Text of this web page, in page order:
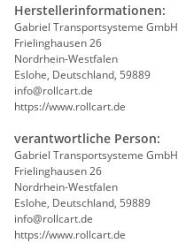
Herstellerinformationen:
Gabriel Transportsysteme GmbH
Frielinghausen 26
Nordrhein-Westfalen
Eslohe, Deutschland, 59889
info@rollcart.de
https://www.rollcart.de
verantwortliche Person:
Gabriel Transportsysteme GmbH
Frielinghausen 26
Nordrhein-Westfalen
Eslohe, Deutschland, 59889
info@rollcart.de
https://www.rollcart.de